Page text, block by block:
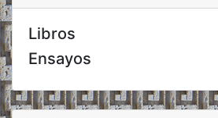
Libros
Ensayos